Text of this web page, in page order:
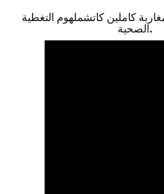
كاملين كاتشملهوم التغطية
الصحية.